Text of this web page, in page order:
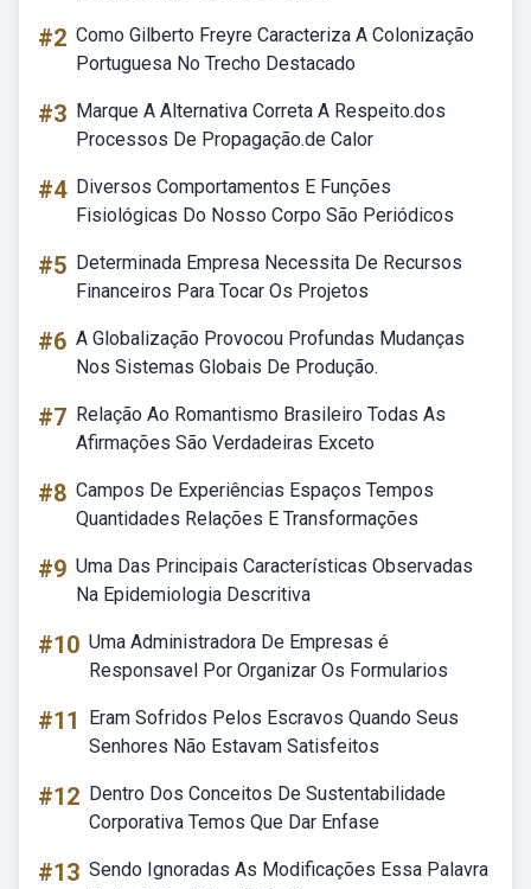
#2 Como Gilberto Freyre Caracteriza A Colonização
Portuguesa No Trecho Destacado
#3 Marque A Alternativa Correta A Respeito.dos
Processos De Propagação.de Calor
#4 Diversos Comportamentos E Funções
Fisiológicas Do Nosso Corpo São Periódicos
#5 Determinada Empresa Necessita De Recursos
Financeiros Para Tocar Os Projetos
#6 A Globalização Provocou Profundas Mudanças
Nos Sistemas Globais De Produção.
#7 Relação Ao Romantismo Brasileiro Todas As
Afirmações São Verdadeiras Exceto
#8 Campos De Experiências Espaços Tempos
Quantidades Relações E Transformações
#9 Uma Das Principais Características Observadas
Na Epidemiologia Descritiva
#10 Uma Administradora De Empresas é
Responsavel Por Organizar Os Formularios
#11
Eram Sofridos Pelos Escravos Quando Seus
Senhores Não Estavam Satisfeitos
#12 Dentro Dos Conceitos De Sustentabilidade
Corporativa Temos Que Dar Enfase
#13 Sendo Ignoradas As Modificações Essa Palavra